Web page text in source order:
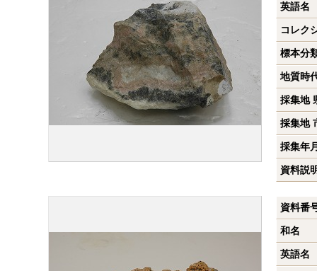
英語名
コレク
標本分
地質時
採集地
採集地
採集年
資料説
資料番
和名
英語名